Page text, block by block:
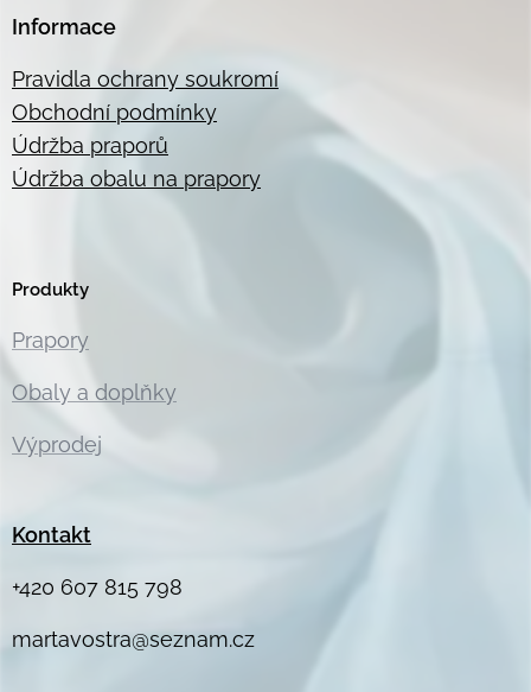
Informace
Pravidla ochrany soukromí
Obchodní podmínky
Údržba praporů
Údržba obalu na prapory
Produkty
Prapory
Obaly a doplňky
Výprodej
Kontakt
+420 607 815 798
martavostra@seznam.cz